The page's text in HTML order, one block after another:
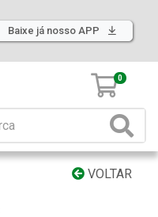
Baixe já nosso APP
0
VOLTAR